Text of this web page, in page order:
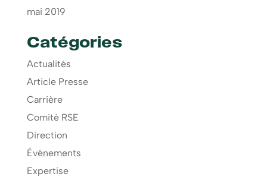
mai 2019
Catégories
Actualités
Article Presse
Carrière
Comité RSE
Direction
Événements
Expertise